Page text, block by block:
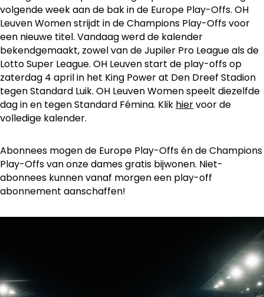
volgende week aan de bak in de Europe Play-Offs. OH
Leuven Women strijdt in de Champions Play-Offs voor
een nieuwe titel. Vandaag werd de kalender
bekendgemaakt, zowel van de Jupiler Pro League als de
Lotto Super League. OH Leuven start de play-offs op
zaterdag 4 april in het King Power at Den Dreef Stadion
tegen Standard Luik. OH Leuven Women speelt diezelfde
dag in en tegen Standard Fémina. Klik hiervoor de
volledige kalender.
Abonnees mogen de Europe Play-Offs én de Champions
Play-Offs van onze dames gratis bijwonen. Niet-
abonnees kunnen vanaf morgen een play-off
abonnement aanschaffen!